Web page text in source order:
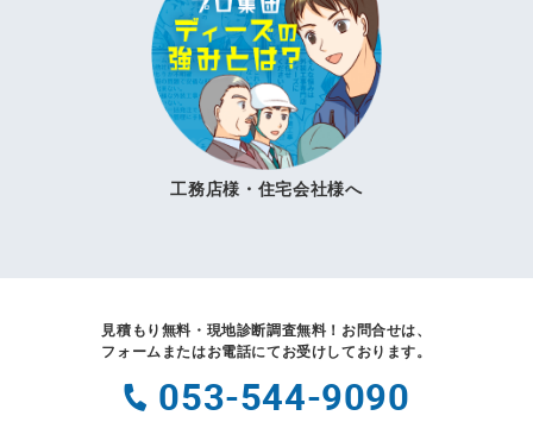
工務店様・住宅会社様へ
見積もり無料・現地診断調査無料！ お問合せは、
フォームまたはお電話にてお受けしております。
053-544-9090